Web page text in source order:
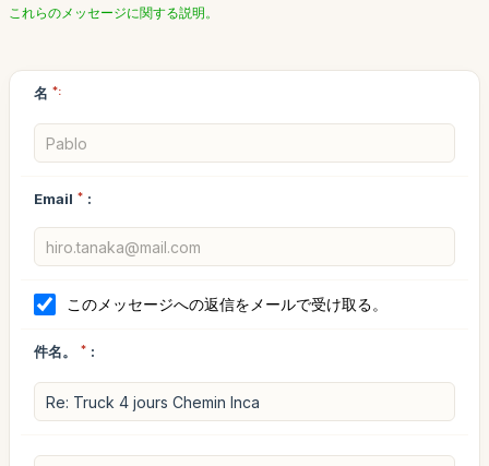
これらのメッセージに関する説明。
名 *:
Email * :
このメッセージへの返信をメールで受け取る。
件名。 * :